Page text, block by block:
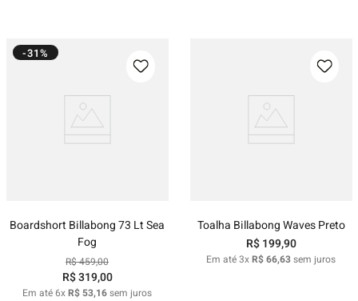
-31%
Boardshort Billabong 73 Lt Sea
Fog
R$459,00
R$319,00
Em até6xR$ 53,16sem juros
Toalha Billabong Waves Preto
R$ 199,90
Em até3xR$66,63sem juros